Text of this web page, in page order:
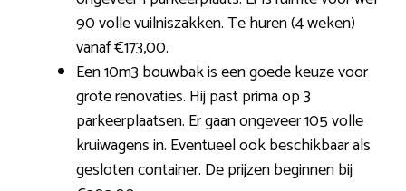
90 volle vuilniszakken. Te huren (4 weken)
vanaf €173,00.
Een 10m3 bouwbak is een goede keuze voor
grote renovaties. Hij past prima op 3
parkeerplaatsen. Er gaan ongeveer 105 volle
kruiwagens in. Eventueel ook beschikbaar als
gesloten container. De prijzen beginnen bij